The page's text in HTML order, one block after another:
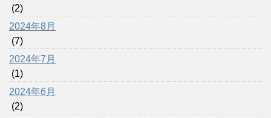
(2)
2024年8月
(7)
2024年7月
(1)
2024年6月
(2)